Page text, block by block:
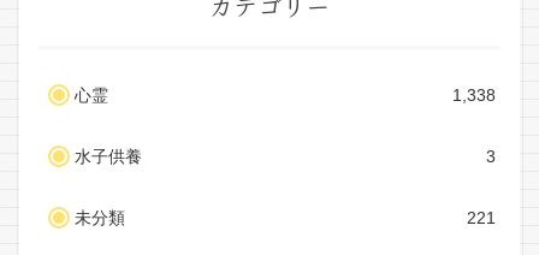
心霊 1,338
水子供養 3
未分類 221